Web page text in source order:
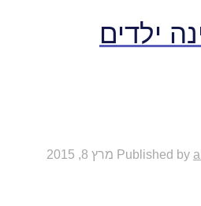
ילדים
Published by מרץ 8, 2015